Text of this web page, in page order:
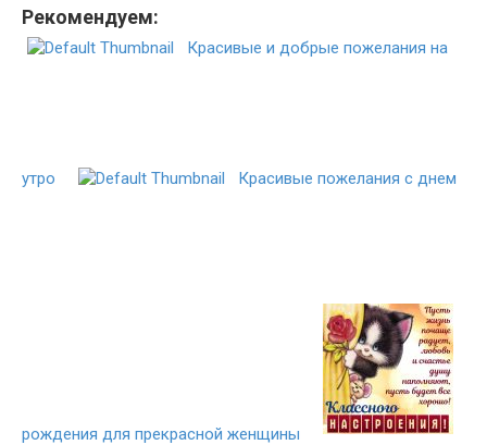
Рекомендуем:
Красивые и добрые пожелания на
утро Красивые пожелания с днем
рождения для прекрасной женщины